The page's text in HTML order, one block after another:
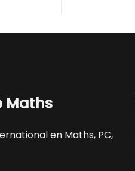
Maths
en Maths, PC,